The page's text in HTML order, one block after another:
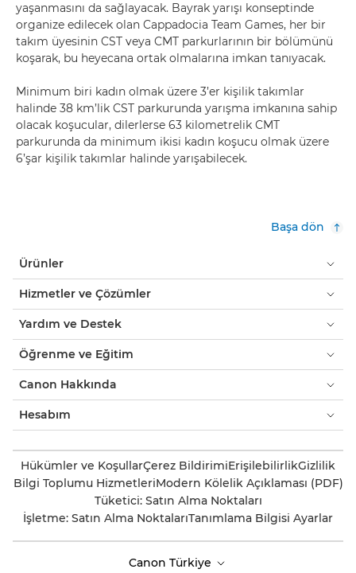
yaşanmasını da sağlayacak. Bayrak yarışı konseptinde
organize edilecek olan Cappadocia Team Games, her bir
takım üyesinin CST veya CMT parkurlarının bir bölümünü
koşarak, bu heyecana ortak olmalarına imkan tanıyacak.
Minimum biri kadın olmak üzere 3’er kişilik takımlar
halinde 38 km’lik CST parkurunda yarışma imkanına sahip
olacak koşucular, dilerlerse 63 kilometrelik CMT
parkurunda da minimum ikisi kadın koşucu olmak üzere
6’şar kişilik takımlar halinde yarışabilecek.
Başa dön
Ürünler
Hizmetler ve Çözümler
Yardım ve Destek
Öğrenme ve Eğitim
Canon Hakkında
Hesabım
Hükümler ve KoşullarÇerez BildirimiErişilebilirlikGizlilik
Bilgi Toplumu HizmetleriModern Kölelik Açıklaması (PDF)
Tüketici: Satın Alma Noktaları
İşletme: Satın Alma NoktalarıTanımlama Bilgisi Ayarlar
Canon Türkiye